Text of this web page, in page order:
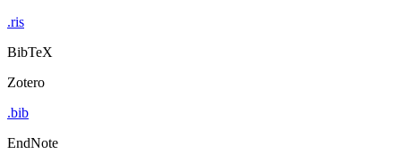
.ris
BibTeX
Zotero
.bib
EndNote